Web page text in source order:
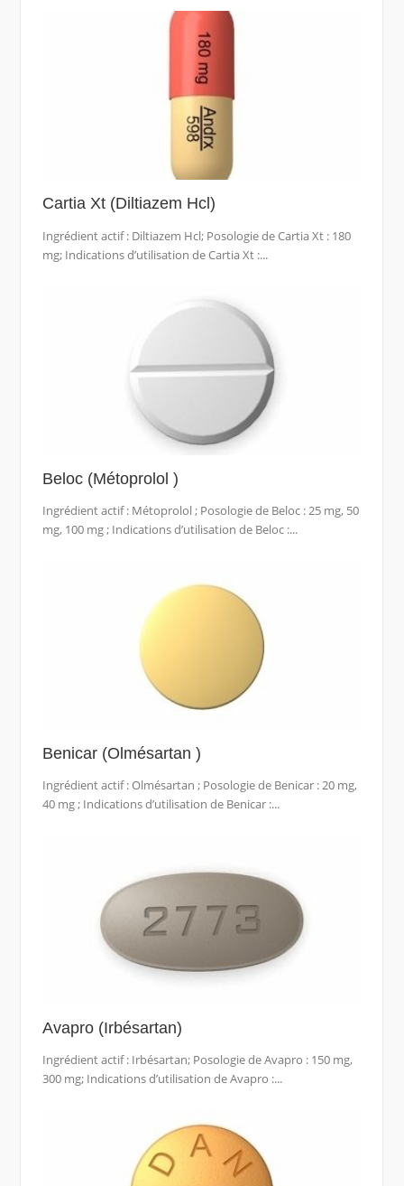
Cartia Xt (Diltiazem Hcl)
Ingrédient actif : Diltiazem Hcl; Posologie de Cartia Xt : 180
mg; Indications d’utilisation de Cartia Xt :...
Beloc (Métoprolol )
Ingrédient actif : Métoprolol ; Posologie de Beloc : 25 mg, 50
mg, 100 mg ; Indications d’utilisation de Beloc :...
Benicar (Olmésartan )
Ingrédient actif : Olmésartan ; Posologie de Benicar : 20 mg,
40 mg ; Indications d’utilisation de Benicar :...
Avapro (Irbésartan)
Ingrédient actif : Irbésartan; Posologie de Avapro : 150 mg,
300 mg; Indications d’utilisation de Avapro :...